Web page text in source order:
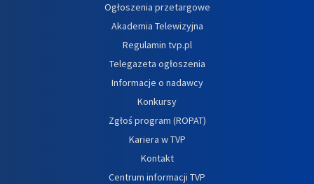
Ogłoszenia przetargowe
Akademia Telewizyjna
Regulamin tvp.pl
Telegazeta ogłoszenia
Informacje o nadawcy
Konkursy
Zgłoś program (ROPAT)
Kariera w TVP
Kontakt
Centrum informacji TVP